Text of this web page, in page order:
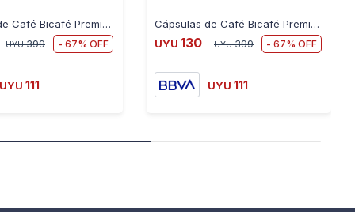
Cápsulas de Café Bicafé Premium Blue Nespresso X10
UYU 399 67
UYU 111
Cápsulas de Café Bicafé Premium Purple Nespresso X10
UYU 130 UYU 399 67
UYU 111